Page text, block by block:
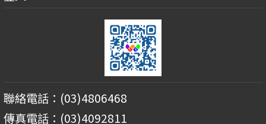
聯絡電話：(03)4806468
傳真電話：(03)4092811